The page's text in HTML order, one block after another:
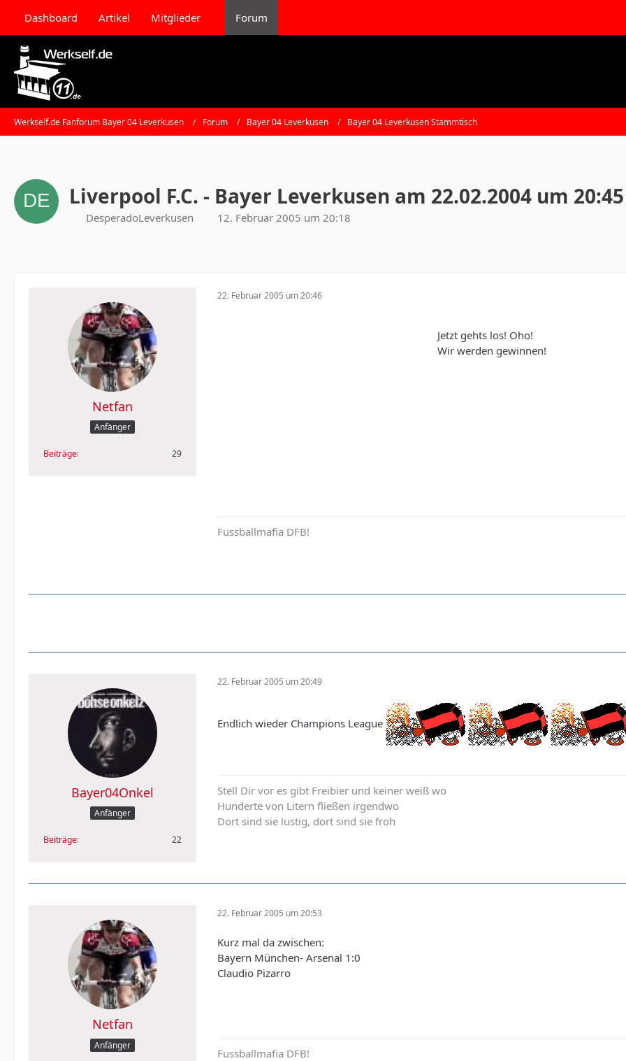
Dashboard Artikel Mitglieder Forum
Werkself.de Fanforum Bayer 04 Leverkusen Forum Bayer 04 Leverkusen Bayer 04 Leverkusen Stammtisch
Liverpool F.C. - Bayer Leverkusen am 22.02.2004 um 20:45
DesperadoLeverkusen 12. Februar 2005 um 20:18
Netfan
Anfänger
Beiträge 29
22. Februar 2005 um 20:46
Jetzt gehts los! Oho!
Wir werden gewinnen!
Fussballmafia DFB!
Bayer04Onkel
Anfänger
Beiträge 22
22. Februar 2005 um 20:49
Endlich wieder Champions League
Stell Dir vor es gibt Freibier und keiner weiß wo
Hunderte von Litern fließen irgendwo
Dort sind sie lustig, dort sind sie froh
Netfan
Anfänger
22. Februar 2005 um 20:53
Kurz mal da zwischen:
Bayern München- Arsenal 1:0
Claudio Pizarro
Fussballmafia DFB!